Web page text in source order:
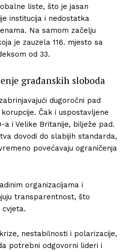
liste, što je jasan
institucija i nedostatka
Na samom začelju
je zauzela 116. mjesto sa
od 33.
građanskih sloboda
dugoročni pad
Čak i uspostavljene
a i Velike Britanije, bilježe pad.
dovodi do slabijih standarda,
povećavaju ograničenja
organizacijama i
transparentnost, što
cvjeta.
nestabilnosti i polarizacije,
potrebni odgovorni lideri i